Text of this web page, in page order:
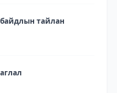
тайлан